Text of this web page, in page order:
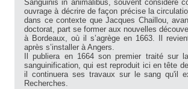
Sanguinis in animalibus, souvent considéré
ouvrage à décrire de façon précise la
dans ce contexte que Jacques Chaillou,
doctorat, part se former aux nouvelles
à Bordeaux, où il s’agrège en 1663. Il
après s’installer à Angers.
Il publiera en 1664 son premier traité sur
sanguinification, qui est reproduit ici en tête
il continuera ses travaux sur le sang qu'il
Recherches.